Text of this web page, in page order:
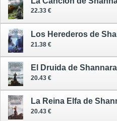
22.33 €
21.38 €
20.43 €
20.43 €